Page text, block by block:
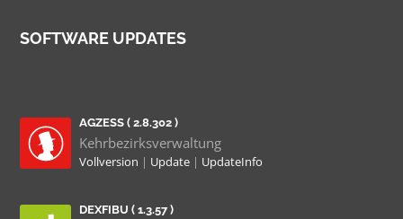
SOFTWARE UPDATES
AGZESS ( 2.8.302 )
Kehrbezirksverwaltung
Vollversion | Update | UpdateInfo
DEXFIBU ( 1.3.57 )